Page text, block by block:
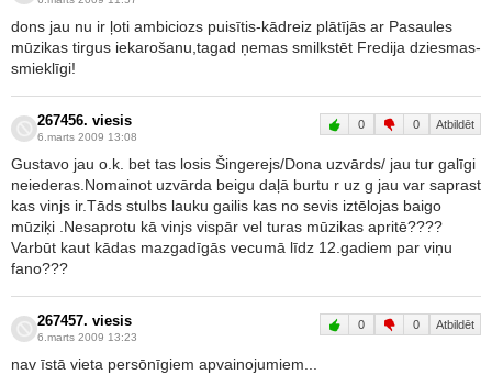
dons jau nu ir ļoti ambiciozs puisītis-kādreiz plātījās ar Pasaules
mūzikas tirgus iekarošanu,tagad ņemas smilkstēt Fredija dziesmas-
smieklīgi!
267456. viesis
6.marts 2009 13:08
0 0 Atbildēt
Gustavo jau o.k. bet tas losis Šingerejs/Dona uzvārds/ jau tur galīgi
neiederas.Nomainot uzvārda beigu daļā burtu r uz g jau var saprast
kas vinjs ir.Tāds stulbs lauku gailis kas no sevis iztēlojas baigo
mūziķi .Nesaprotu kā vinjs vispār vel turas mūzikas apritē????
Varbūt kaut kādas mazgadīgās vecumā līdz 12.gadiem par viņu
fano???
267457. viesis
6.marts 2009 13:23
0 0 Atbildēt
nav īstā vieta persōnīgiem apvainojumiem...